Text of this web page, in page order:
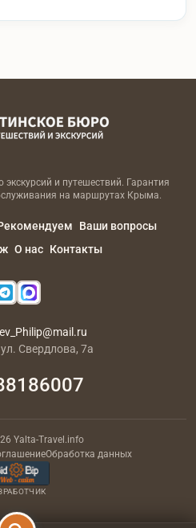
и путешествий. Гарантия
на маршрутах Крыма.
Ваши вопросы
О нас Контакты
Свердлова, 7а
Yalta-Travel.info
Обработка данных